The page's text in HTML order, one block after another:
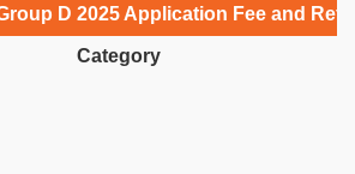
D 2025 Application Fee and
Category